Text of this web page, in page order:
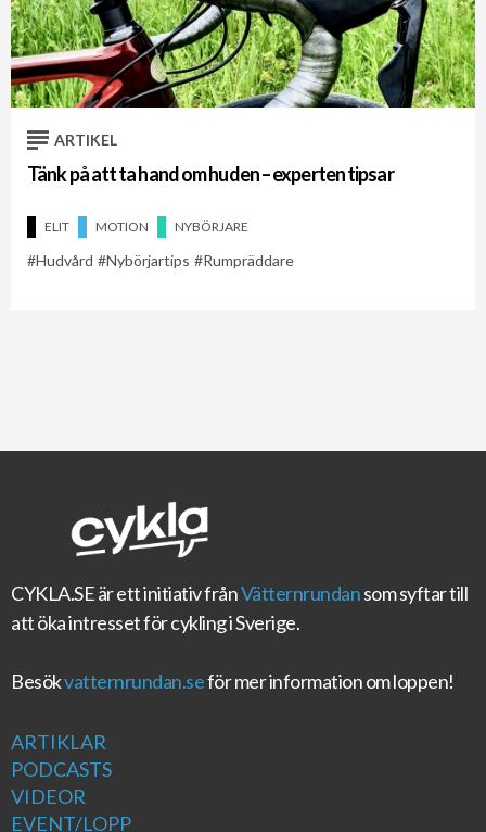
ARTIKEL
Tänk på att ta hand om huden – experten tipsar
ELIT MOTION NYBÖRJARE
Hudvård Nybörjartips Rumpräddare
CYKLA.SEär ett initiativ frånVätternrundansom syftar till
att öka intresset för cykling i Sverige.
Besökvatternrundan.seför mer information om loppen!
ARTIKLAR
PODCASTS
VIDEOR
EVENT/LOPP